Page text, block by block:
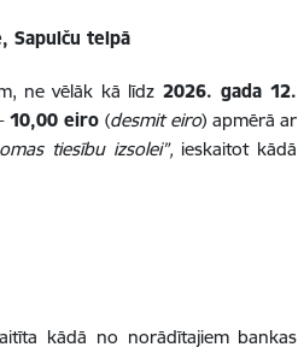
Sapulču telpā
ne vēlāk kā līdz 2026. gada 12.
10,00 eiro(desmit eiro) apmērā ar
tiesību izsolei”, ieskaitot kādā
kādā no norādītajiem bankas